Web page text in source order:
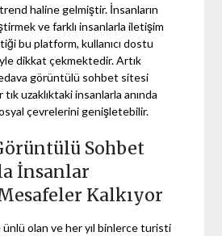
haline gelmiştir. İnsanların
ve farklı insanlarla iletişim
bu platform, kullanıcı dostu
dikkat çekmektedir. Artık
görüntülü sohbet sitesi
uzaklıktaki insanlarla anında
çevrelerini genişletebilir.
Sohbet
İnsanlar
Kalkıyor
olan ve her yıl binlerce turisti